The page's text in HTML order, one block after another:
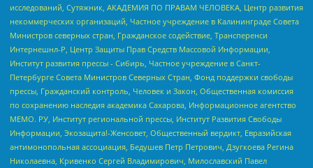
исследований, Сутяжник, АКАДЕМИЯ ПО ПРАВАМ ЧЕЛОВЕКА, Центр развития
некоммерческих организаций, Частное учреждение в Калининграде Совета
Министров северных стран, Гражданское содействие, Трансперенси
Интернешнл-Р, Центр Защиты Прав Средств Массовой Информации,
Институт развития прессы - Сибирь, Частное учреждение в Санкт-
Петербурге Совета Министров Северных Стран, Фонд поддержки свободы
прессы, Гражданский контроль, Человек и Закон, Общественная комиссия
по сохранению наследия академика Сахарова, Информационное агентство
МЕМО. РУ, Институт региональной прессы, Институт Развития Свободы
Информации, Экозащита!-Женсовет, Общественный вердикт, Евразийская
антимонопольная ассоциация, Бедушев Петр Петрович, Дзугкоева Регина
Николаевна, Кривенко Сергей Владимирович, Милославский Павел